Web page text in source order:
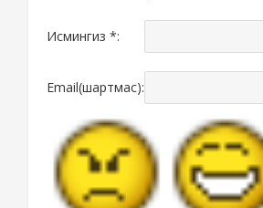
Исмингиз *:
Email(шартмас):